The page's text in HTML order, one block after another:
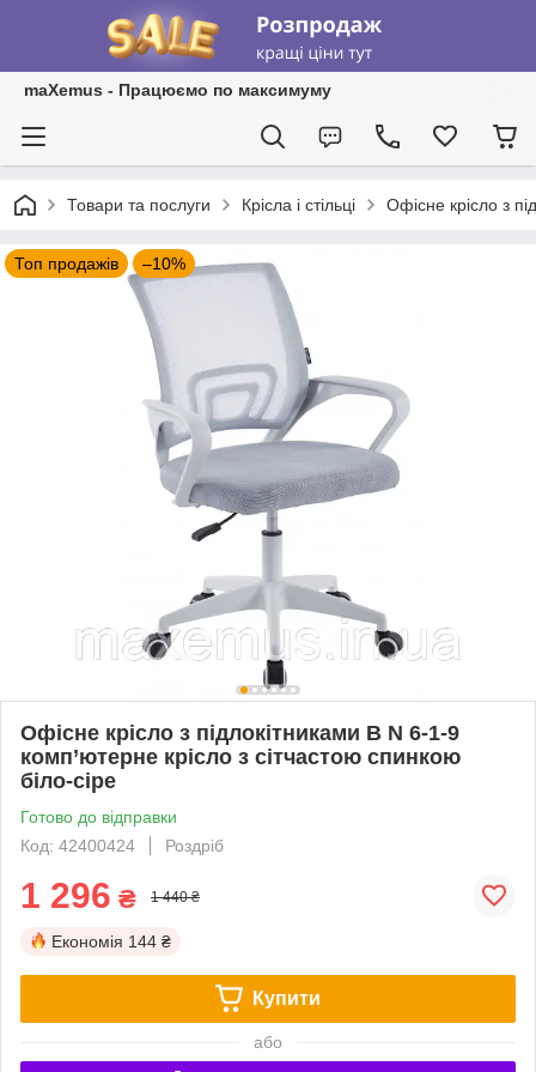
maXemus - Працюємо по максимуму
Товари та послуги Крісла і стільці Офісне крісло з
Топ продажів –10%
Офісне крісло з підлокітниками B N 6-1-9
комп’ютерне крісло з сітчастою спинкою
біло-сіре
Готово до відправки
Код: 42400424
Роздріб
1 296 ₴ 1 440 ₴
Економія 144 ₴
Купити
або